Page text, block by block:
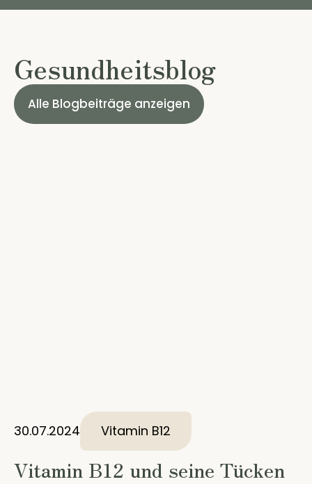
Gesundheitsblog
Alle Blogbeiträge anzeigen
30.07.2024 Vitamin B12
Vitamin B12 und seine Tücken